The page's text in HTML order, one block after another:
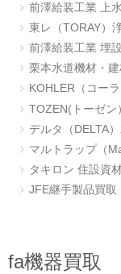
前澤給装工業 上
東レ（TORAY）
前澤給装工業 埋
栗本水道機材・建
KOHLER（コー
TOZEN(トーゼン
デルタ（DELTA
マルトラップ（
タキロン 住設資
JFE継手製品買取
fa機器買取